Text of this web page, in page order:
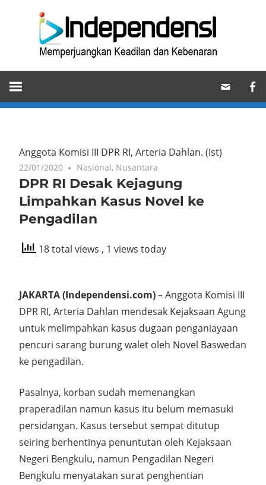
Memperjuangkan
Keadilan
dan
Anggota Komisi III DPR RI, Arteria Dahlan. (Ist)
22/01/2020 Nasional, Nusantara
DPR RI Desak Kejagung
Limpahkan Kasus Novel ke
Pengadilan
18 total views , 1 views today
JAKARTA (Independensi.com)– Anggota Komisi III
DPR RI, Arteria Dahlan mendesak Kejaksaan Agung
untuk melimpahkan kasus dugaan penganiayaan
pencuri sarang burung walet oleh Novel Baswedan
ke pengadilan.
Pasalnya, korban sudah memenangkan
praperadilan namun kasus itu belum memasuki
persidangan. Kasus tersebut sempat ditutup
seiring berhentinya penuntutan oleh Kejaksaan
Negeri Bengkulu, namun Pengadilan Negeri
Bengkulu menyatakan surat penghentian